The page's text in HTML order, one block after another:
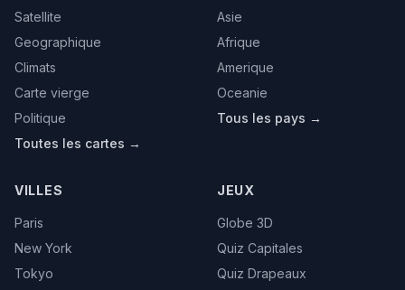
Satellite
Geographique
Climats
Carte vierge
Politique
Toutes les cartes →
Asie
Afrique
Amerique
Oceanie
Tous les pays →
VILLES
Paris
New York
Tokyo
JEUX
Globe 3D
Quiz Capitales
Quiz Drapeaux